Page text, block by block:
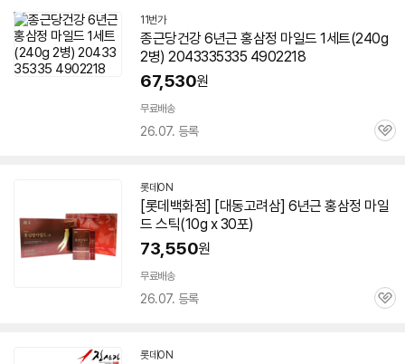
11번가
종근당건강6년근 홍삼정 마일드 1세트(240g
2병) 2043335335 4902218
67,530원
무료배송
26.07. 등록
관
롯데ON
[롯데백화점] [대동고려삼] 6년근 홍삼정 마일
드 스틱(10g x 30포)
73,550원
무료배송
26.07. 등록
관
롯데ON